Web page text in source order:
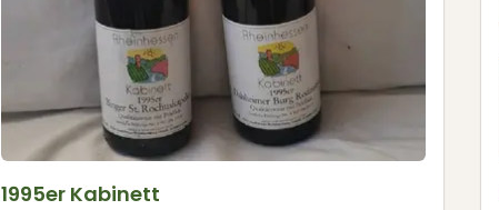
1995er Kabinett